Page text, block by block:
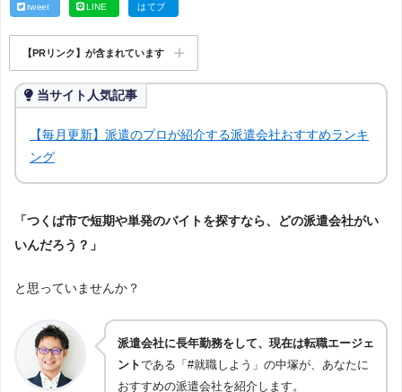
tweet LINE はてブ
【PRリンク】が含まれています
当サイト人気記事
【毎月更新】派遣のプロが紹介する派遣会社おすすめランキ
ング
「つくば市で短期や単発のバイトを探すなら、どの派遣会社がい
いんだろう？」
と思っていませんか？
派遣会社に長年勤務をして、現在は転職エージェ
ントである「#就職しよう」の中塚が、あなたに
おすすめの派遣会社を紹介します。